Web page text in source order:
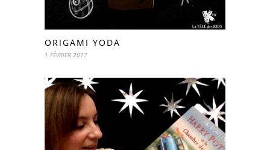
ORIGAMI YODA
1 FÉVRIER 2017